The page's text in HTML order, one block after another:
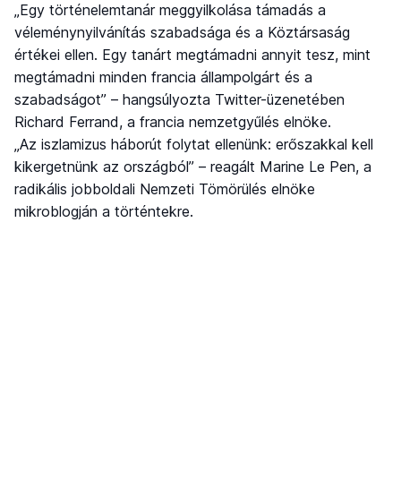
„Egy történelemtanár meggyilkolása támadás a
véleménynyilvánítás szabadsága és a Köztársaság
értékei ellen. Egy tanárt megtámadni annyit tesz, mint
megtámadni minden francia állampolgárt és a
szabadságot” – hangsúlyozta Twitter-üzenetében
Richard Ferrand, a francia nemzetgyűlés elnöke.
„Az iszlamizus háborút folytat ellenünk: erőszakkal kell
kikergetnünk az országból” – reagált Marine Le Pen, a
radikális jobboldali Nemzeti Tömörülés elnöke
mikroblogján a történtekre.